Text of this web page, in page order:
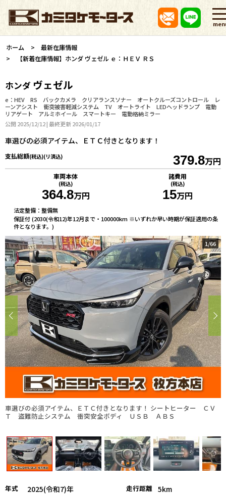
ホーム
最新在庫情報
【新着在庫情報】ホンダ ヴェゼル ｅ：ＨＥＶ ＲＳ
ホンダ ヴェゼル
e：HEV RS バックカメラ クリアランスソナー オートクルーズコントロール レ
ーンアシスト 衝突被害軽減システム TV オートライト LEDヘッドランプ 電動
リアゲート アルミホイール スマートキー 電動格納ミラー
公開 2025/12/12 | 最終更新 2026/01/17
車選びの必須アイテム、ＥＴＣ付きとなります！
支払総額(税込)(リ済込) 379.8万円
車両本体
(税込)
364.8万円
諸費用
(税込)
15万円
法定整備：整備無
保証付 (2030(令和12)年12月まで・100000km ※いずれか早い時期が保証適用の条
件となります。)
車選びの必須アイテム、ＥＴＣ付きとなります！ シートヒーター ＣＶ
Ｔ 盗難防止システム 衝突安全ボディ ＵＳＢ ＡＢＳ
1/66
年式 2025(令和7)年 走行距離 5km